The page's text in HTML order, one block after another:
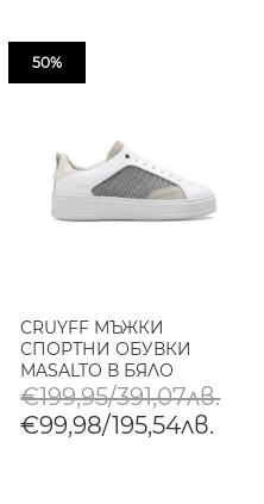
50%
CRUYFF МЪЖКИ
СПОРТНИ ОБУВКИ
MASALTO В БЯЛО
€199,95/391,07лв.
€99,98/195,54лв.